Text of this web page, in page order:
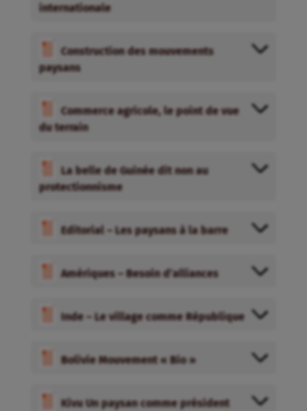
internationale
Construction des mouvements
paysans
Commerce agricole, le point de vue
du terrain
La belle de Guinée dit non au
protectionnisme
Editorial – Les paysans à la barre
Amériques – Besoin d’alliances
Inde – Le village comme République
Bolivie Mouvement « Bio »
Kivu Un paysan comme président